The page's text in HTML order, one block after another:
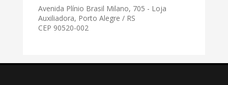
Avenida Plínio Brasil Milano, 705 - Loja
Auxiliadora, Porto Alegre / RS
CEP 90520-002